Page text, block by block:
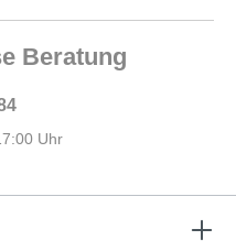
Beratung
Uhr